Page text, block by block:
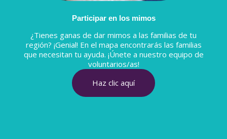
Participar en los mimos
¿Tienes ganas de dar mimos a las familias de tu
región? ¡Genial! En el mapa encontrarás las familias
que necesitan tu ayuda. ¡Únete a nuestro equipo de
voluntarios/as!
Haz clic aquí